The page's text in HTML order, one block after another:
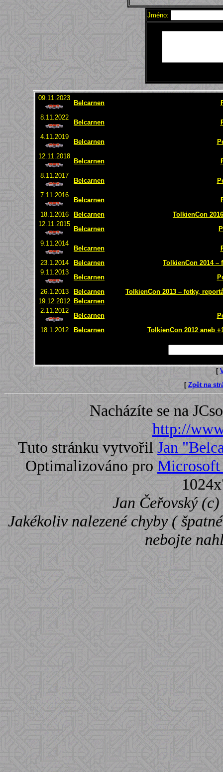
Jméno:
09.11.2023
Belcarnen
8.11.2022
Belcarnen
4.11.2019
Belcarnen
12.11.2018
Belcarnen
8.11.2017
Belcarnen
7.11.2016
Belcarnen
18.1.2016
Belcarnen
TolkienCon
12.11.2015
Belcarnen
9.11.2014
Belcarnen
23.1.2014
Belcarnen
TolkienCon 2014 –
9.11.2013
Belcarnen
26.1.2013
Belcarnen
TolkienCon 2013 – fotky,
19.12.2012 Belcarnen
2.11.2012
Belcarnen
18.1.2012
Belcarnen TolkienCon 2012 aneb
[
[ Zpět na
Nacházíte se na
http://
Tuto stránku vytvořil Jan
Optimalizováno pro
Jan Čeřovský
Jakékoliv nalezené chyby (
nebojte